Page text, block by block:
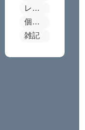
レビュー
個別MOD紹介
雑記